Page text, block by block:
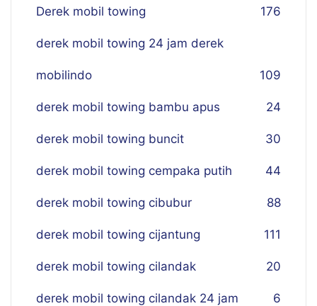
Derek mobil towing 176
derek mobil towing 24 jam derek
mobilindo 109
derek mobil towing bambu apus 24
derek mobil towing buncit 30
derek mobil towing cempaka putih 44
derek mobil towing cibubur 88
derek mobil towing cijantung 111
derek mobil towing cilandak 20
derek mobil towing cilandak 24 jam 6